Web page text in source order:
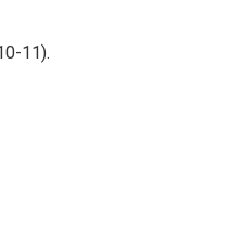
11).